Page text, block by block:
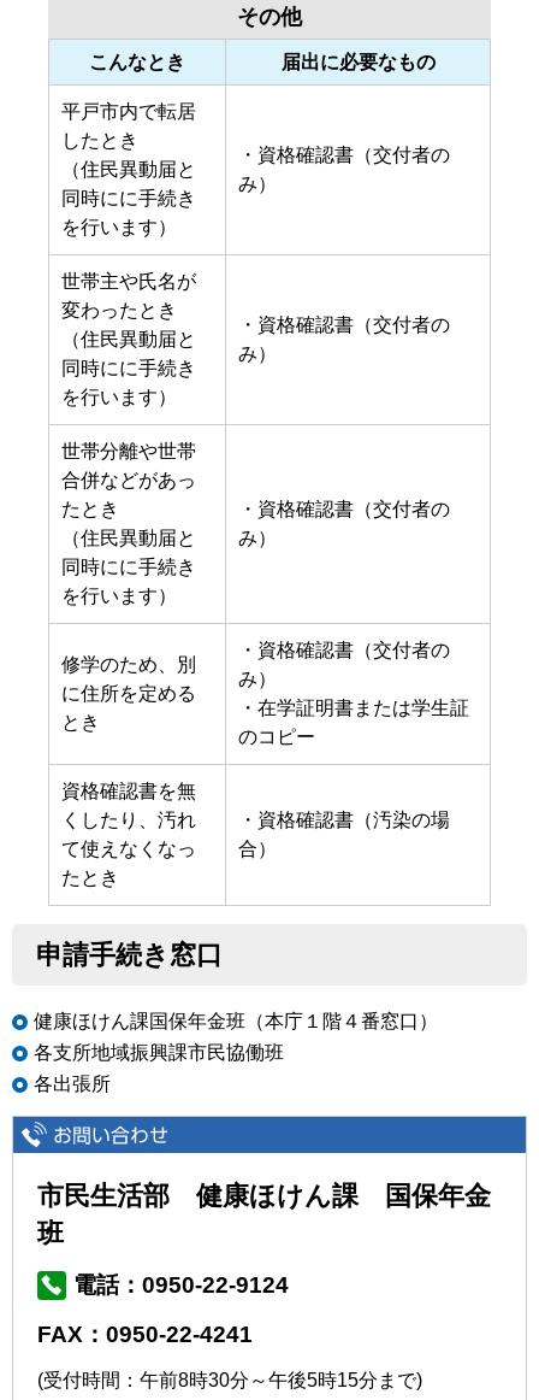
その他
こんなとき 届出に必要なもの
平戸市内で転居
したとき
（住民異動届と
同時にに手続き
を行います）
・資格確認書（交付者の
み）
世帯主や氏名が
変わったとき
（住民異動届と
同時にに手続き
を行います）
・資格確認書（交付者の
み）
世帯分離や世帯
合併などがあっ
たとき
（住民異動届と
同時にに手続き
を行います）
・資格確認書（交付者の
み）
修学のため、別
に住所を定める
とき
・資格確認書（交付者の
み）
・在学証明書または学生証
のコピー
資格確認書を無
くしたり、汚れ
て使えなくなっ
たとき
・資格確認書（汚染の場
合）
申請手続き窓口
健康ほけん課国保年金班（本庁１階４番窓口）
各支所地域振興課市民協働班
各出張所
市民生活部 健康ほけん課 国保年金
班
電話：0950-22-9124
FAX：0950-22-4241
(受付時間：午前8時30分～午後5時15分まで)